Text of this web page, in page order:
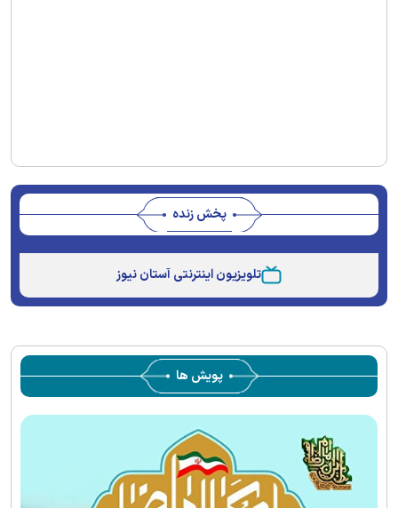
پخش زنده
تلویزیون اینترنتی آستان نیوز
پویش ها